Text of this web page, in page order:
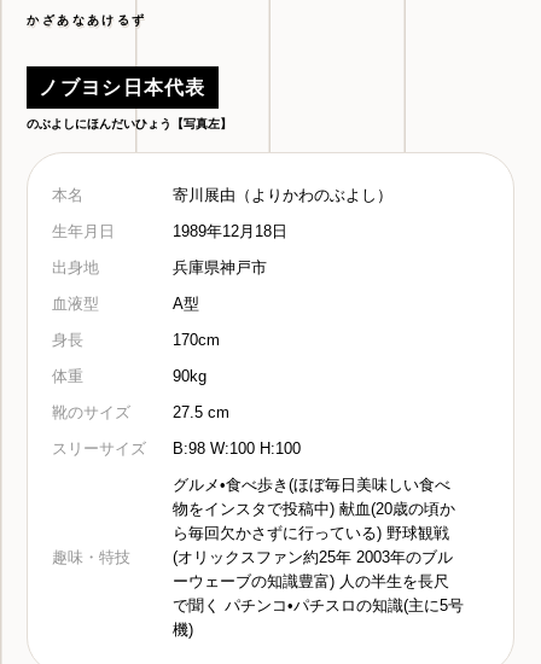
かざあなあけるず
ノブヨシ日本代表
のぶよしにほんだいひょう【写真左】
本名
寄川展由（よりかわのぶよし）
生年月日
1989年12月18日
出身地
兵庫県神戸市
血液型
A型
身長
170cm
体重
90kg
靴のサイズ
27.5 cm
スリーサイズ
B:98 W:100 H:100
趣味・特技
グルメ•食べ歩き(ほぼ毎日美味しい食べ
物をインスタで投稿中) 献血(20歳の頃か
ら毎回欠かさずに行っている) 野球観戦
(オリックスファン約25年 2003年のブル
ーウェーブの知識豊富) 人の半生を長尺
で聞く パチンコ•パチスロの知識(主に5号
機)